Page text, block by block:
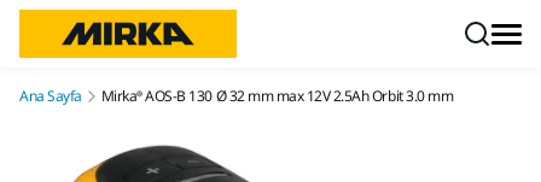
Ana Sayfa Mirka® AOS-B 130 Ø 32 mm max 12V 2.5Ah Orbit 3.0 mm